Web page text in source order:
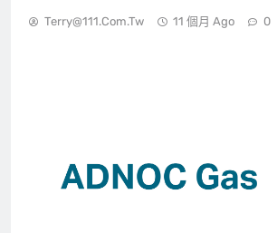
Terry@111.com.tw 11 個月 Ago 0